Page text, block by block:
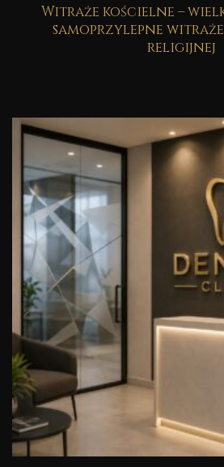
Witraże kościelne –
samoprzylepne
religijnej